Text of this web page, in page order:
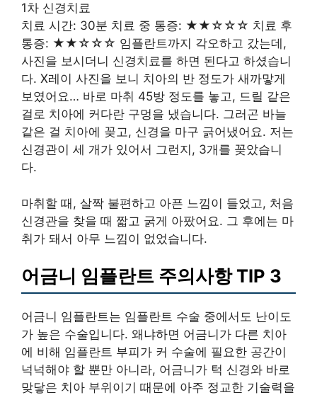
1차 신경치료
치료 시간: 30분 치료 중 통증: ★★☆☆☆ 치료 후
통증: ★★☆☆☆ 임플란트까지 각오하고 갔는데,
사진을 보시더니 신경치료를 하면 된다고 하셨습니
다. X레이 사진을 보니 치아의 반 정도가 새까맣게
보였어요… 바로 마취 45방 정도를 놓고, 드릴 같은
걸로 치아에 커다란 구멍을 냈습니다. 그러곤 바늘
같은 걸 치아에 꽂고, 신경을 마구 긁어냈어요. 저는
신경관이 세 개가 있어서 그런지, 3개를 꽂았습니
다.
마취할 때, 살짝 불편하고 아픈 느낌이 들었고, 처음
신경관을 찾을 때 짧고 굵게 아팠어요. 그 후에는 마
취가 돼서 아무 느낌이 없었습니다.
어금니 임플란트 주의사항 TIP 3
어금니 임플란트는 임플란트 수술 중에서도 난이도
가 높은 수술입니다. 왜냐하면 어금니가 다른 치아
에 비해 임플란트 부피가 커 수술에 필요한 공간이
넉넉해야 할 뿐만 아니라, 어금니가 턱 신경와 바로
맞닿은 치아 부위이기 때문에 아주 정교한 기술력을